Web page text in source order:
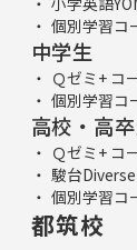
個別学習コ
中学生
Ｑゼミ+ コ
個別学習コ
高校・高
Ｑゼミ+ コ
駿台Diverse
個別学習コ
都筑校